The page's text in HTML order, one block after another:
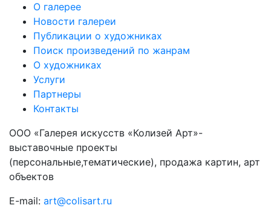
О галерее
Новости галереи
Публикации о художниках
Поиск произведений по жанрам
О художниках
Услуги
Партнеры
Контакты
ООО «Галерея искусств «Колизей Арт»-
выставочные проекты
(персональные,тематические), продажа картин, арт
объектов
E-mail: art@colisart.ru